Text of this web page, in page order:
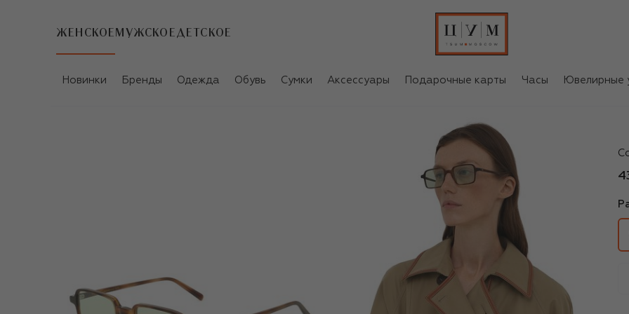
ЖЕНСКОЕ МУЖСКОЕ ДЕТСКОЕ
Новинки Бренды Одежда Обувь Сумки Аксессуары Подарочные карты Часы Ювелирные